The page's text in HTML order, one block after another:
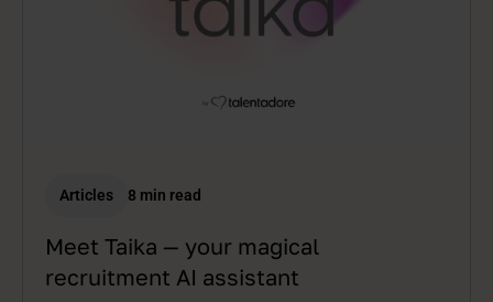
Articles 8 min read
Meet Taika — your magical
recruitment AI assistant